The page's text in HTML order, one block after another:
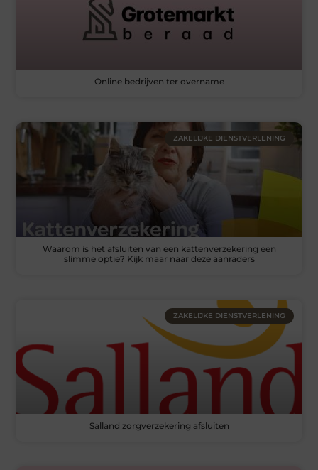
Online bedrijven ter overname
ZAKELIJKE DIENSTVERLENING
Waarom is het afsluiten van een kattenverzekering een
slimme optie? Kijk maar naar deze aanraders
ZAKELIJKE DIENSTVERLENING
Salland zorgverzekering afsluiten